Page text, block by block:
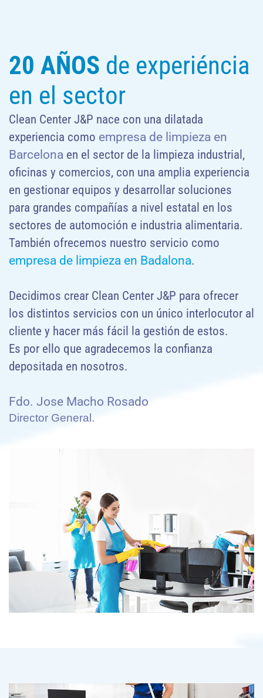
20 AÑOS de experiéncia
en el sector
Clean Center J&P nace con una dilatada
experiencia como empresa de limpieza en
Barcelona en el sector de la limpieza industrial,
oficinas y comercios, con una amplia experiencia
en gestionar equipos y desarrollar soluciones
para grandes compañías a nivel estatal en los
sectores de automoción e industria alimentaria.
También ofrecemos nuestro servicio como
empresa de limpieza en Badalona.
Decidimos crear Clean Center J&P para ofrecer
los distintos servicios con un único interlocutor al
cliente y hacer más fácil la gestión de estos.
Es por ello que agradecemos la confianza
depositada en nosotros.
Fdo. Jose Macho Rosado
Director General.